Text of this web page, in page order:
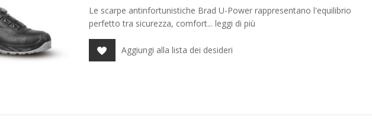
Le scarpe antinfortunistiche Brad U-Power rappresentano l'equilibrio
perfetto tra sicurezza, comfort... leggi di più
Aggiungi alla lista dei desideri